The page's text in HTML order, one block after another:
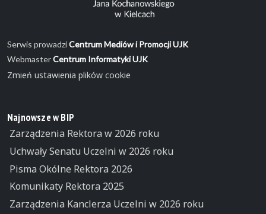
Serwis prowadziCentrum Mediów i Promocji UJK
WebmasterCentrum Informatyki UJK
Zmień ustawienia plików cookie
Najnowsze w BIP
Zarządzenia Rektora w 2026 roku
Uchwały Senatu Uczelni w 2026 roku
Pisma Okólne Rektora 2026
Komunikaty Rektora 2025
Zarządzenia Kanclerza Uczelni w 2026 roku